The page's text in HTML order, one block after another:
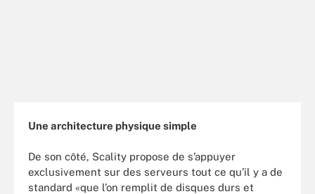
Une architecture physique simple
De son côté, Scality propose de s’appuyer
exclusivement sur des serveurs tout ce qu’il y a de
standard «que l’on remplit de disques durs et